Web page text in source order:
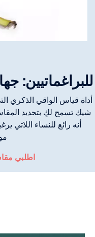
للبراغماتيين:
أداة قياس الواقي الذكري
شيك تسمح لكِ بتحديد
أنه رائع للنساء اللاتي
اطلبي